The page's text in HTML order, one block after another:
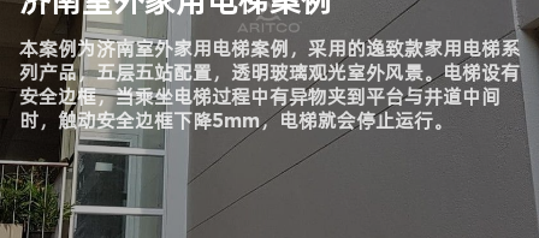
关于瑞特科
合作伙伴
本案例为济南室外家用电梯案例，采用的逸致款家用电梯系
列产品，五层五站配置，透明玻璃观光室外风景。电梯设有
安全边框，当乘坐电梯过程中有异物夹到平台与井道中间
时，触动安全边框下降5mm，电梯就会停止运行。